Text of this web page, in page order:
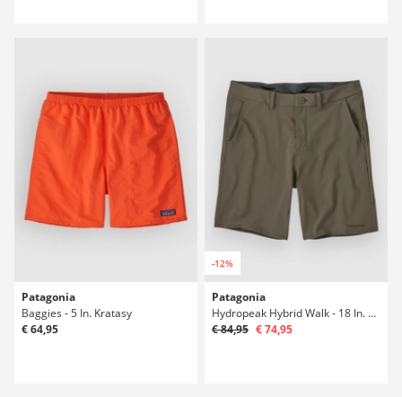
Patagonia
Baggies - 5 In. Kratasy
€ 64,95
-12%
Patagonia
Hydropeak Hybrid Walk - 18 In. Kratasy
€ 84,95 € 74,95